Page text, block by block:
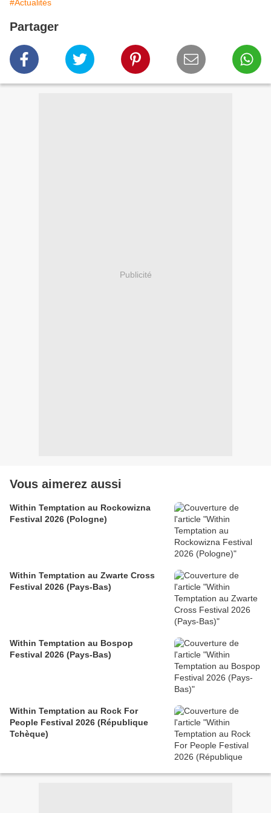
#Actualités
Partager
Publicité
Vous aimerez aussi
Within Temptation au Rockowizna
Festival 2026 (Pologne)
Within Temptation au Zwarte Cross
Festival 2026 (Pays-Bas)
Within Temptation au Bospop
Festival 2026 (Pays-Bas)
Within Temptation au Rock For
People Festival 2026 (République
Tchèque)